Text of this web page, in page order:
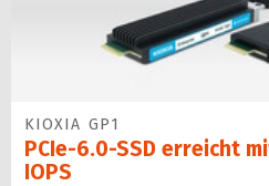
KIOXIA GP1
PCIe-6.0-SSD erreicht
IOPS